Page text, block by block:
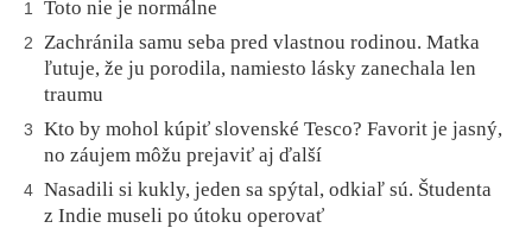
1 Toto nie je normálne
2
Zachránila samu seba pred vlastnou rodinou. Matka
ľutuje, že ju porodila, namiesto lásky zanechala len
traumu
3
Kto by mohol kúpiť slovenské Tesco? Favorit je jasný,
no záujem môžu prejaviť aj ďalší
4 Nasadili si kukly, jeden sa spýtal, odkiaľ sú. Študenta
z Indie museli po útoku operovať